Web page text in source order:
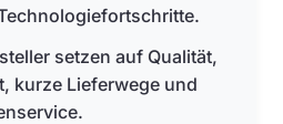
setzen auf Qualität,
kurze Lieferwege und